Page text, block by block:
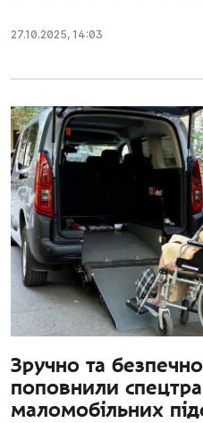
27.10.2025, 14:03
Зручно та
поповнили
маломобільних